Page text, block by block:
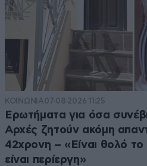
ΚΟΙΝΩΝΙΑ07·08·2026 11:25
Ερωτήματα για όσα
Αρχές ζητούν ακόμη
42χρονη – «Είναι θολό
είναι περίεργη»